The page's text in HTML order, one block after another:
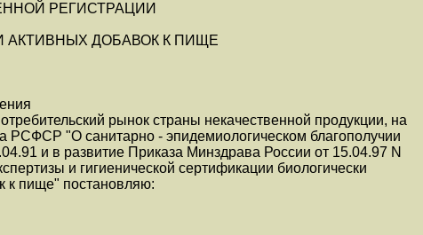
РЕГИСТРАЦИИ
АКТИВНЫХ ДОБАВОК К ПИЩЕ
рынок страны некачественной продукции, на
РСФСР "О санитарно - эпидемиологическом благополучии
и в развитие Приказа Минздрава России от 15.04.97 N
и гигиенической сертификации биологически
к пище" постановляю: